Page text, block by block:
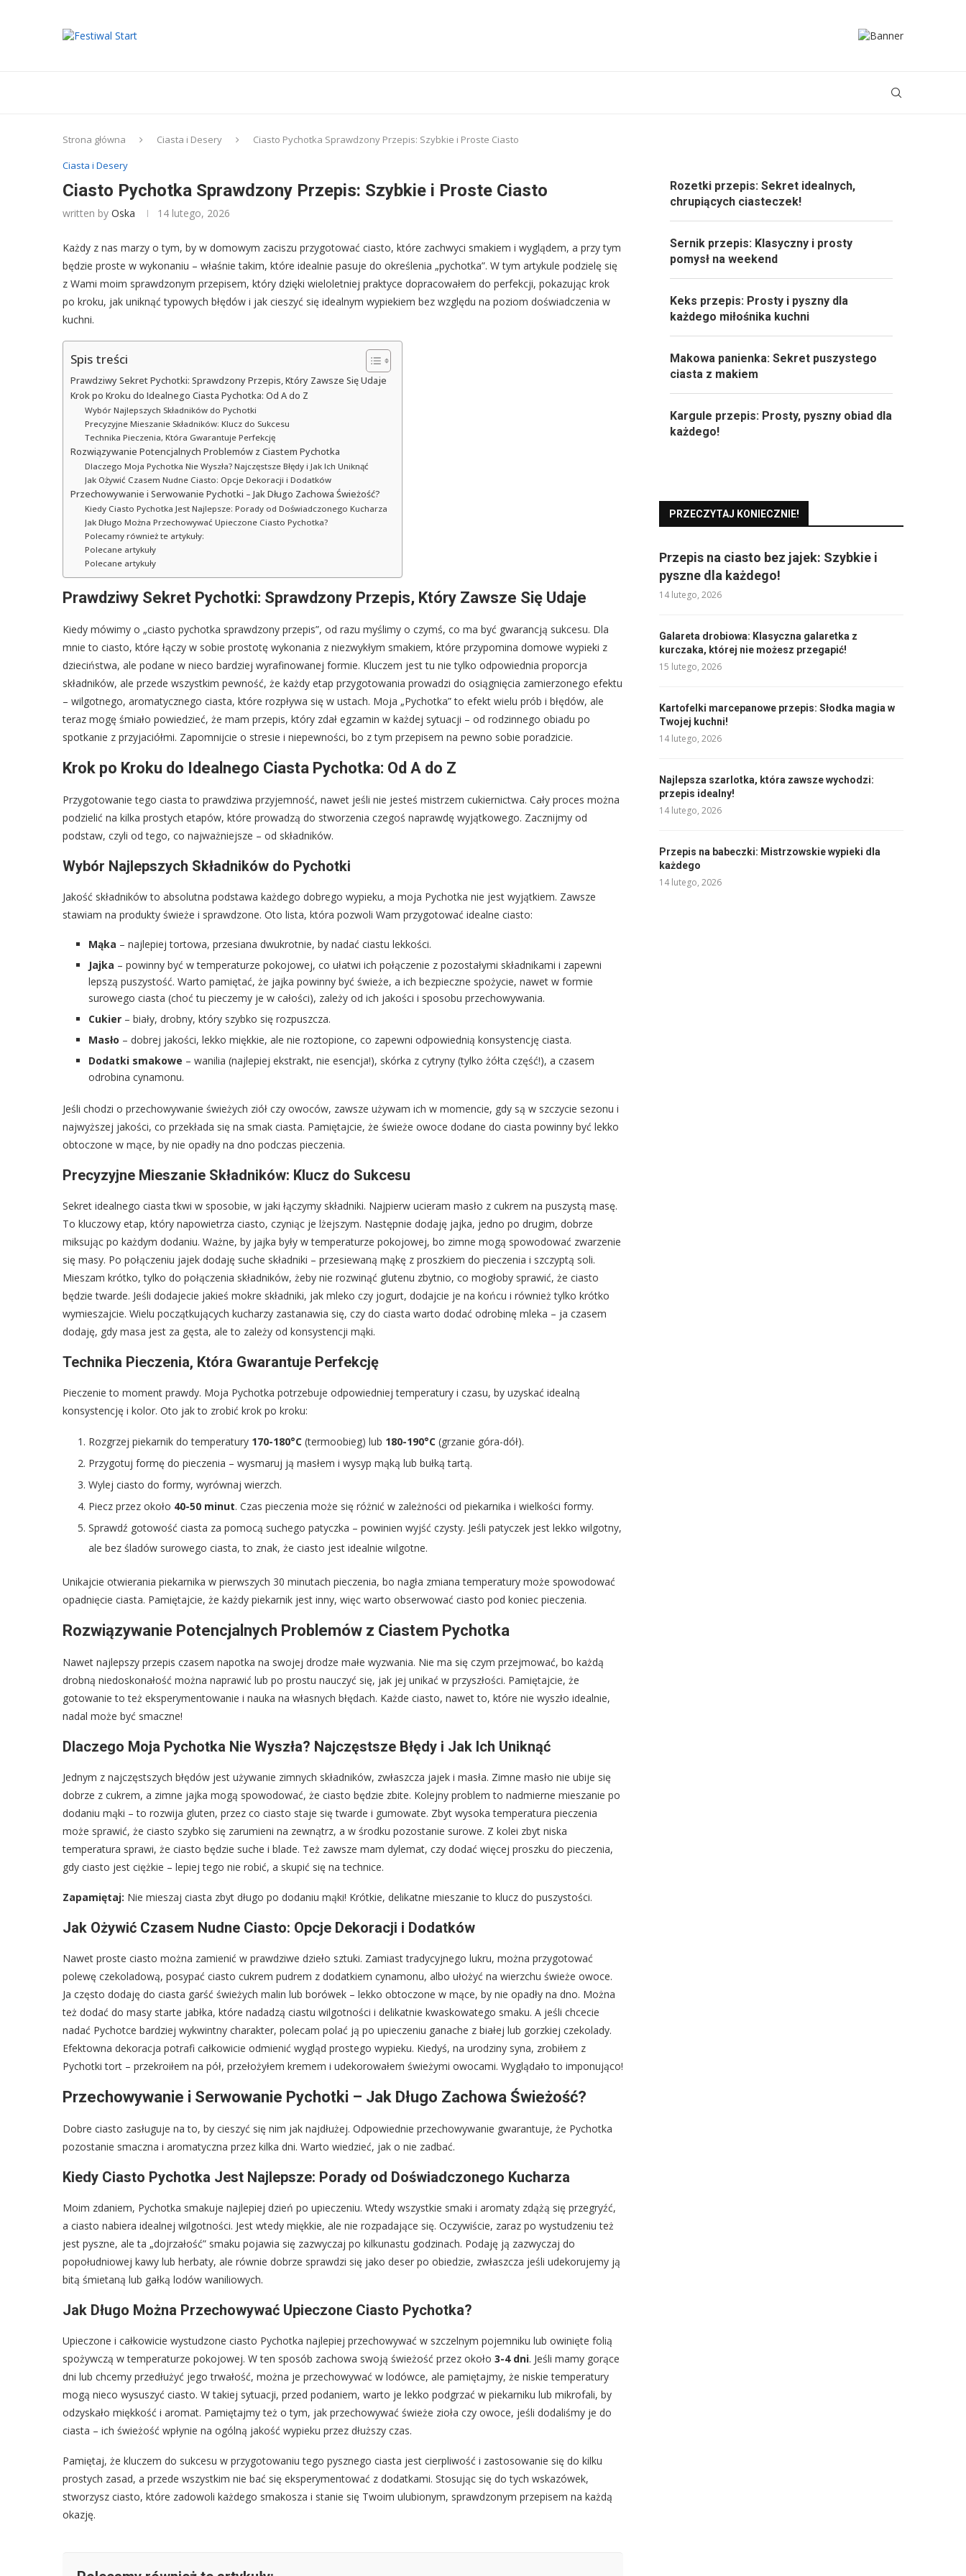
Strona główna Ciasta i Desery
Ciasto Pychotka Sprawdzony Przepis: Szybkie i Proste Ciasto
Ciasta i Desery
Ciasto Pychotka Sprawdzony Przepis: Szybkie i Proste Ciasto
written by Oska 14 lutego, 2026
Każdy z nas marzy o tym, by w domowym zaciszu przygotować ciasto, które zachwyci smakiem i wyglądem, a przy tym
będzie proste w wykonaniu – właśnie takim, które idealnie pasuje do określenia „pychotka”. W tym artykule podzielę się
z Wami moim sprawdzonym przepisem, który dzięki wieloletniej praktyce dopracowałem do perfekcji, pokazując krok
po kroku, jak uniknąć typowych błędów i jak cieszyć się idealnym wypiekiem bez względu na poziom doświadczenia w
kuchni.
Spis treści
Prawdziwy Sekret Pychotki: Sprawdzony Przepis, Który Zawsze Się Udaje
Krok po Kroku do Idealnego Ciasta Pychotka: Od A do Z
Wybór Najlepszych Składników do Pychotki
Precyzyjne Mieszanie Składników: Klucz do Sukcesu
Technika Pieczenia, Która Gwarantuje Perfekcję
Rozwiązywanie Potencjalnych Problemów z Ciastem Pychotka
Dlaczego Moja Pychotka Nie Wyszła? Najczęstsze Błędy i Jak Ich Uniknąć
Jak Ożywić Czasem Nudne Ciasto: Opcje Dekoracji i Dodatków
Przechowywanie i Serwowanie Pychotki – Jak Długo Zachowa Świeżość?
Kiedy Ciasto Pychotka Jest Najlepsze: Porady od Doświadczonego Kucharza
Jak Długo Można Przechowywać Upieczone Ciasto Pychotka?
Polecamy również te artykuły:
Polecane artykuły
Polecane artykuły
Prawdziwy Sekret Pychotki: Sprawdzony Przepis, Który Zawsze Się Udaje
Kiedy mówimy o „ciasto pychotka sprawdzony przepis”, od razu myślimy o czymś, co ma być gwarancją sukcesu. Dla
mnie to ciasto, które łączy w sobie prostotę wykonania z niezwykłym smakiem, które przypomina domowe wypieki z
dzieciństwa, ale podane w nieco bardziej wyrafinowanej formie. Kluczem jest tu nie tylko odpowiednia proporcja
składników, ale przede wszystkim pewność, że każdy etap przygotowania prowadzi do osiągnięcia zamierzonego efektu
– wilgotnego, aromatycznego ciasta, które rozpływa się w ustach. Moja „Pychotka” to efekt wielu prób i błędów, ale
teraz mogę śmiało powiedzieć, że mam przepis, który zdał egzamin w każdej sytuacji – od rodzinnego obiadu po
spotkanie z przyjaciółmi. Zapomnijcie o stresie i niepewności, bo z tym przepisem na pewno sobie poradzicie.
Krok po Kroku do Idealnego Ciasta Pychotka: Od A do Z
Przygotowanie tego ciasta to prawdziwa przyjemność, nawet jeśli nie jesteś mistrzem cukiernictwa. Cały proces można
podzielić na kilka prostych etapów, które prowadzą do stworzenia czegoś naprawdę wyjątkowego. Zacznijmy od
podstaw, czyli od tego, co najważniejsze – od składników.
Wybór Najlepszych Składników do Pychotki
Jakość składników to absolutna podstawa każdego dobrego wypieku, a moja Pychotka nie jest wyjątkiem. Zawsze
stawiam na produkty świeże i sprawdzone. Oto lista, która pozwoli Wam przygotować idealne ciasto:
Mąka – najlepiej tortowa, przesiana dwukrotnie, by nadać ciastu lekkości.
Jajka – powinny być w temperaturze pokojowej, co ułatwi ich połączenie z pozostałymi składnikami i zapewni
lepszą puszystość. Warto pamiętać, że jajka powinny być świeże, a ich bezpieczne spożycie, nawet w formie
surowego ciasta (choć tu pieczemy je w całości), zależy od ich jakości i sposobu przechowywania.
Cukier – biały, drobny, który szybko się rozpuszcza.
Masło – dobrej jakości, lekko miękkie, ale nie roztopione, co zapewni odpowiednią konsystencję ciasta.
Dodatki smakowe – wanilia (najlepiej ekstrakt, nie esencja!), skórka z cytryny (tylko żółta część!), a czasem
odrobina cynamonu.
Jeśli chodzi o przechowywanie świeżych ziół czy owoców, zawsze używam ich w momencie, gdy są w szczycie sezonu i
najwyższej jakości, co przekłada się na smak ciasta. Pamiętajcie, że świeże owoce dodane do ciasta powinny być lekko
obtoczone w mące, by nie opadły na dno podczas pieczenia.
Precyzyjne Mieszanie Składników: Klucz do Sukcesu
Sekret idealnego ciasta tkwi w sposobie, w jaki łączymy składniki. Najpierw ucieram masło z cukrem na puszystą masę.
To kluczowy etap, który napowietrza ciasto, czyniąc je lżejszym. Następnie dodaję jajka, jedno po drugim, dobrze
miksując po każdym dodaniu. Ważne, by jajka były w temperaturze pokojowej, bo zimne mogą spowodować zwarzenie
się masy. Po połączeniu jajek dodaję suche składniki – przesiewaną mąkę z proszkiem do pieczenia i szczyptą soli.
Mieszam krótko, tylko do połączenia składników, żeby nie rozwinąć glutenu zbytnio, co mogłoby sprawić, że ciasto
będzie twarde. Jeśli dodajecie jakieś mokre składniki, jak mleko czy jogurt, dodajcie je na końcu i również tylko krótko
wymieszajcie. Wielu początkujących kucharzy zastanawia się, czy do ciasta warto dodać odrobinę mleka – ja czasem
dodaję, gdy masa jest za gęsta, ale to zależy od konsystencji mąki.
Technika Pieczenia, Która Gwarantuje Perfekcję
Pieczenie to moment prawdy. Moja Pychotka potrzebuje odpowiedniej temperatury i czasu, by uzyskać idealną
konsystencję i kolor. Oto jak to zrobić krok po kroku:
Rozgrzej piekarnik do temperatury 170-180°C (termoobieg) lub 180-190°C (grzanie góra-dół).
Przygotuj formę do pieczenia – wysmaruj ją masłem i wysyp mąką lub bułką tartą.
Wylej ciasto do formy, wyrównaj wierzch.
Piecz przez około 40-50 minut. Czas pieczenia może się różnić w zależności od piekarnika i wielkości formy.
Sprawdź gotowość ciasta za pomocą suchego patyczka – powinien wyjść czysty. Jeśli patyczek jest lekko wilgotny,
ale bez śladów surowego ciasta, to znak, że ciasto jest idealnie wilgotne.
Unikajcie otwierania piekarnika w pierwszych 30 minutach pieczenia, bo nagła zmiana temperatury może spowodować
opadnięcie ciasta. Pamiętajcie, że każdy piekarnik jest inny, więc warto obserwować ciasto pod koniec pieczenia.
Rozwiązywanie Potencjalnych Problemów z Ciastem Pychotka
Nawet najlepszy przepis czasem napotka na swojej drodze małe wyzwania. Nie ma się czym przejmować, bo każdą
drobną niedoskonałość można naprawić lub po prostu nauczyć się, jak jej unikać w przyszłości. Pamiętajcie, że
gotowanie to też eksperymentowanie i nauka na własnych błędach. Każde ciasto, nawet to, które nie wyszło idealnie,
nadal może być smaczne!
Dlaczego Moja Pychotka Nie Wyszła? Najczęstsze Błędy i Jak Ich Uniknąć
Jednym z najczęstszych błędów jest używanie zimnych składników, zwłaszcza jajek i masła. Zimne masło nie ubije się
dobrze z cukrem, a zimne jajka mogą spowodować, że ciasto będzie zbite. Kolejny problem to nadmierne mieszanie po
dodaniu mąki – to rozwija gluten, przez co ciasto staje się twarde i gumowate. Zbyt wysoka temperatura pieczenia
może sprawić, że ciasto szybko się zarumieni na zewnątrz, a w środku pozostanie surowe. Z kolei zbyt niska
temperatura sprawi, że ciasto będzie suche i blade. Też zawsze mam dylemat, czy dodać więcej proszku do pieczenia,
gdy ciasto jest ciężkie – lepiej tego nie robić, a skupić się na technice.
Zapamiętaj: Nie mieszaj ciasta zbyt długo po dodaniu mąki! Krótkie, delikatne mieszanie to klucz do puszystości.
Jak Ożywić Czasem Nudne Ciasto: Opcje Dekoracji i Dodatków
Nawet proste ciasto można zamienić w prawdziwe dzieło sztuki. Zamiast tradycyjnego lukru, można przygotować
polewę czekoladową, posypać ciasto cukrem pudrem z dodatkiem cynamonu, albo ułożyć na wierzchu świeże owoce.
Ja często dodaję do ciasta garść świeżych malin lub borówek – lekko obtoczone w mące, by nie opadły na dno. Można
też dodać do masy starte jabłka, które nadadzą ciastu wilgotności i delikatnie kwaskowatego smaku. A jeśli chcecie
nadać Pychotce bardziej wykwintny charakter, polecam polać ją po upieczeniu ganache z białej lub gorzkiej czekolady.
Efektowna dekoracja potrafi całkowicie odmienić wygląd prostego wypieku. Kiedyś, na urodziny syna, zrobiłem z
Pychotki tort – przekroiłem na pół, przełożyłem kremem i udekorowałem świeżymi owocami. Wyglądało to imponująco!
Przechowywanie i Serwowanie Pychotki – Jak Długo Zachowa Świeżość?
Dobre ciasto zasługuje na to, by cieszyć się nim jak najdłużej. Odpowiednie przechowywanie gwarantuje, że Pychotka
pozostanie smaczna i aromatyczna przez kilka dni. Warto wiedzieć, jak o nie zadbać.
Kiedy Ciasto Pychotka Jest Najlepsze: Porady od Doświadczonego Kucharza
Moim zdaniem, Pychotka smakuje najlepiej dzień po upieczeniu. Wtedy wszystkie smaki i aromaty zdążą się przegryźć,
a ciasto nabiera idealnej wilgotności. Jest wtedy miękkie, ale nie rozpadające się. Oczywiście, zaraz po wystudzeniu też
jest pyszne, ale ta „dojrzałość” smaku pojawia się zazwyczaj po kilkunastu godzinach. Podaję ją zazwyczaj do
popołudniowej kawy lub herbaty, ale równie dobrze sprawdzi się jako deser po obiedzie, zwłaszcza jeśli udekorujemy ją
bitą śmietaną lub gałką lodów waniliowych.
Jak Długo Można Przechowywać Upieczone Ciasto Pychotka?
Upieczone i całkowicie wystudzone ciasto Pychotka najlepiej przechowywać w szczelnym pojemniku lub owinięte folią
spożywczą w temperaturze pokojowej. W ten sposób zachowa swoją świeżość przez około 3-4 dni. Jeśli mamy gorące
dni lub chcemy przedłużyć jego trwałość, można je przechowywać w lodówce, ale pamiętajmy, że niskie temperatury
mogą nieco wysuszyć ciasto. W takiej sytuacji, przed podaniem, warto je lekko podgrzać w piekarniku lub mikrofali, by
odzyskało miękkość i aromat. Pamiętajmy też o tym, jak przechowywać świeże zioła czy owoce, jeśli dodaliśmy je do
ciasta – ich świeżość wpłynie na ogólną jakość wypieku przez dłuższy czas.
Pamiętaj, że kluczem do sukcesu w przygotowaniu tego pysznego ciasta jest cierpliwość i zastosowanie się do kilku
prostych zasad, a przede wszystkim nie bać się eksperymentować z dodatkami. Stosując się do tych wskazówek,
stworzysz ciasto, które zadowoli każdego smakosza i stanie się Twoim ulubionym, sprawdzonym przepisem na każdą
okazję.
Rozetki przepis: Sekret idealnych,
chrupiących ciasteczek!
Sernik przepis: Klasyczny i prosty
pomysł na weekend
Keks przepis: Prosty i pyszny dla
każdego miłośnika kuchni
Makowa panienka: Sekret puszystego
ciasta z makiem
Kargule przepis: Prosty, pyszny obiad dla
każdego!
PRZECZYTAJ KONIECZNIE!
Przepis na ciasto bez jajek: Szybkie i
pyszne dla każdego!
14 lutego, 2026
Galareta drobiowa: Klasyczna galaretka z
kurczaka, której nie możesz przegapić!
15 lutego, 2026
Kartofelki marcepanowe przepis: Słodka magia w
Twojej kuchni!
14 lutego, 2026
Najlepsza szarlotka, która zawsze wychodzi:
przepis idealny!
14 lutego, 2026
Przepis na babeczki: Mistrzowskie wypieki dla
każdego
14 lutego, 2026